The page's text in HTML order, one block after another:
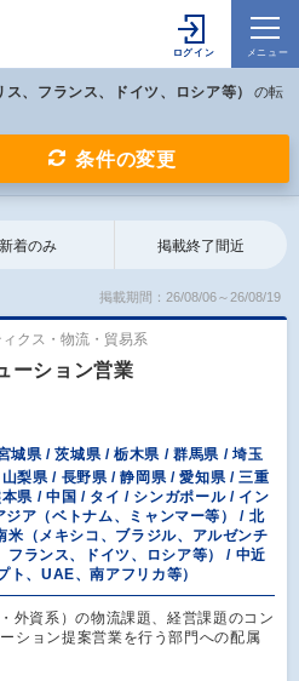
、フランス、ドイツ、ロシア等）
の転
条件の変更
新着のみ 掲載終了間近
掲載期間：26/08/06～26/08/19
クス・物流・貿易系
ーション営業
城県 / 茨城県 / 栃木県 / 群馬県 / 埼玉
梨県 / 長野県 / 静岡県 / 愛知県 / 三重
県 / 中国 / タイ / シンガポール / イン
ジア（ベトナム、ミャンマー等） / 北
（メキシコ、ブラジル、アルゼンチ
フランス、ドイツ、ロシア等） / 中近
ト、UAE、南アフリカ等）
外資系）の物流課題、経営課題のコン
ション提案営業を行う部門への配属